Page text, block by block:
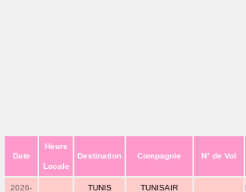
Date
Heure
Locale
Destination Compagnie N° de Vol
2026- TUNIS TUNISAIR